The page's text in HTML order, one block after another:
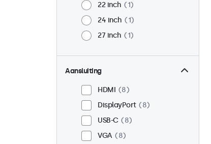
22 inch
1
24 inch
1
27 inch
1
Aansluiting
HDMI
8
DisplayPort
8
USB-C
8
VGA
8